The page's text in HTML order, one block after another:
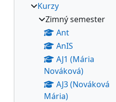
Kurzy
Zimný semester
Ant
AnIS
AJ1 (Mária
Nováková)
AJ3 (Nováková
Mária)